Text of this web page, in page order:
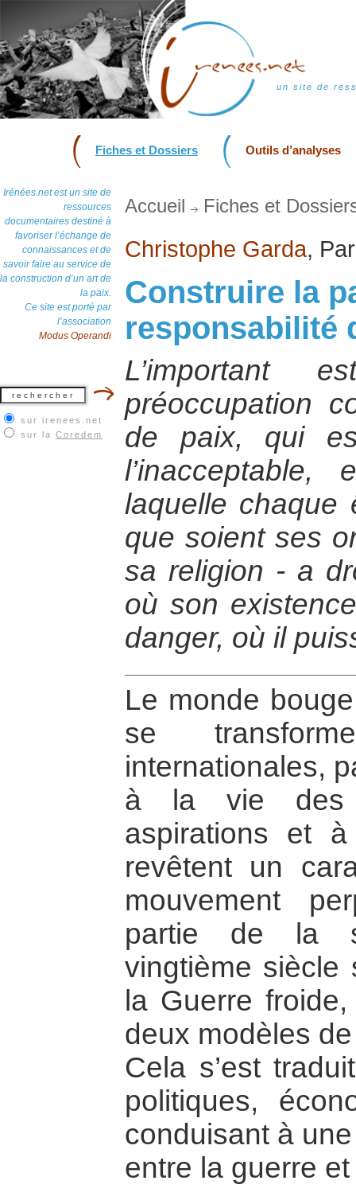
un site de
Fiches et Dossiers Outils d’analyses
Irénées.net est un site de
ressources
documentaires destiné à
favoriser l’échange de
connaissances et de
savoir faire au service de
la construction d’un art de
la paix.
Ce site est porté par
l’association
Modus Operandi
sur irenees.net
sur la Coredem
Accueil Fiches et
Christophe Garda,
Construire la
responsabilité
L’important
préoccupation
de paix, qui
l’inacceptable,
laquelle chaque
que soient ses
sa religion - a
où son
danger, où il
Le monde
se
internationales,
à la vie des
aspirations et à
revêtent un
mouvement
partie de la
vingtième siècle
la Guerre
deux modèles
Cela s’est
politiques,
conduisant à
entre la guerre